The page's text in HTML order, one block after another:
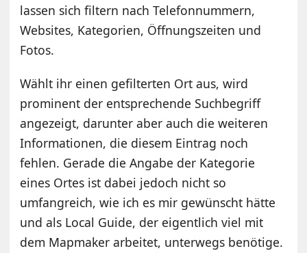
lassen sich filtern nach Telefonnummern,
Websites, Kategorien, Öffnungszeiten und
Fotos.
Wählt ihr einen gefilterten Ort aus, wird
prominent der entsprechende Suchbegriff
angezeigt, darunter aber auch die weiteren
Informationen, die diesem Eintrag noch
fehlen. Gerade die Angabe der Kategorie
eines Ortes ist dabei jedoch nicht so
umfangreich, wie ich es mir gewünscht hätte
und als Local Guide, der eigentlich viel mit
dem Mapmaker arbeitet, unterwegs benötige.